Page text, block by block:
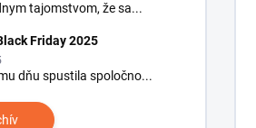
tajomstvom, že sa...
Friday 2025
dňu spustila spoločno...